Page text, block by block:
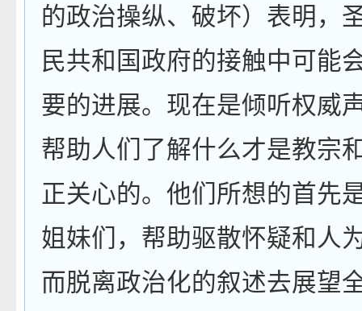
的政治操纵、破坏）表明，
民共和国政府的接触中可能
要的进展。现在是倾听权威
帮助人们了解什么才是教宗
正关心的。他们所想的首先
姐妹们，帮助驱散怀疑和人
而脱离政治化的叙述去展望